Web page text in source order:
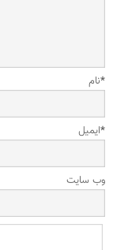
نام*
ایمیل*
وب‌ سایت